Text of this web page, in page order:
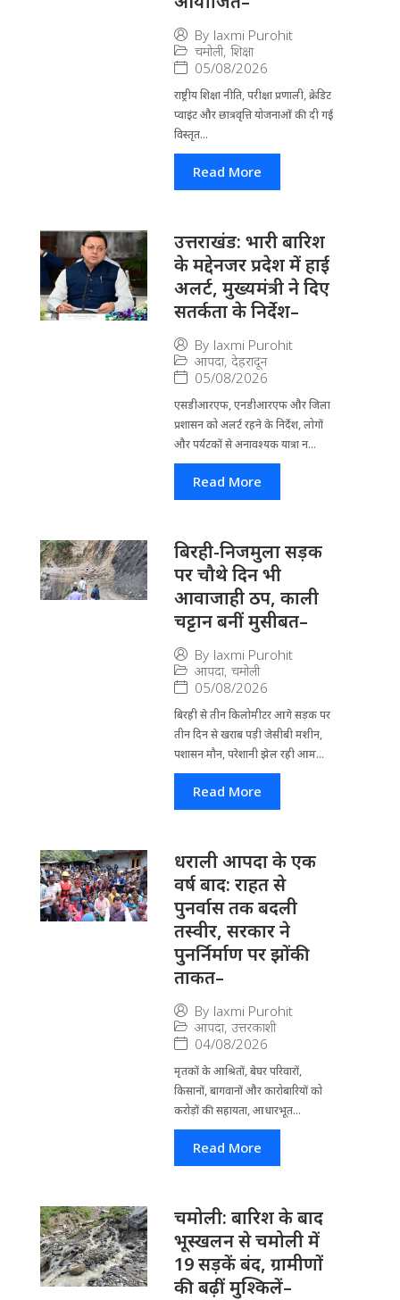
By laxmi Purohit
चमोली, शिक्षा
05/08/2026
राष्ट्रीय शिक्षा नीति, परीक्षा प्रणाली, क्रेडिट
प्वाइंट और छात्रवृत्ति योजनाओं की दी गई
विस्तृत...
Read More
उत्तराखंड: भारी बारिश
के मद्देनजर प्रदेश में हाई
अलर्ट, मुख्यमंत्री ने दिए
सतर्कता के निर्देश–
By laxmi Purohit
आपदा, देहरादून
05/08/2026
एसडीआरएफ, एनडीआरएफ और जिला
प्रशासन को अलर्ट रहने के निर्देश, लोगों
और पर्यटकों से अनावश्यक यात्रा न...
Read More
बिरही-निजमुला सड़क
पर चौथे दिन भी
आवाजाही ठप, काली
चट्टान बनीं मुसीबत–
By laxmi Purohit
आपदा, चमोली
05/08/2026
बिरही से तीन किलोमीटर आगे सड़क पर
तीन दिन से खराब पड़ी जेसीबी मशीन,
पशासन मौन, परेशानी झेल रही आम...
Read More
धराली आपदा के एक
वर्ष बाद: राहत से
पुनर्वास तक बदली
तस्वीर, सरकार ने
पुनर्निर्माण पर झोंकी
ताकत–
By laxmi Purohit
आपदा, उत्तरकाशी
04/08/2026
मृतकों के आश्रितों, बेघर परिवारों,
किसानों, बागवानों और कारोबारियों को
करोड़ों की सहायता, आधारभूत...
Read More
चमोली: बारिश के बाद
भूस्खलन से चमोली में
19 सड़कें बंद, ग्रामीणों
की बढ़ीं मुश्किलें–